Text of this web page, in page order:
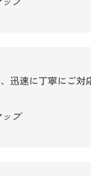
迅速に丁寧にご対
プ